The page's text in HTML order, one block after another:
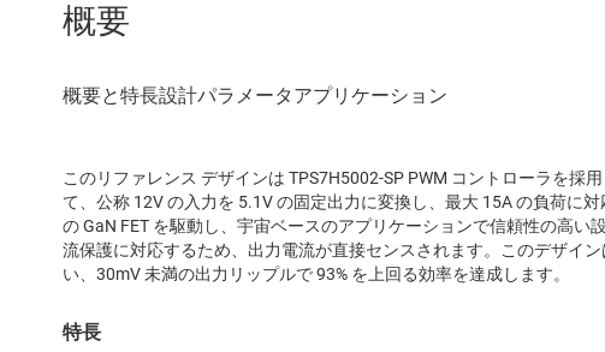
概要
このリファレンス デザインは TPS7H5002-SP PWM コントローラを採
て、公称 12V の入力を 5.1V の固定出力に変換し、最大 15A の負荷に
の GaN FET を駆動し、宇宙ベースのアプリケーションで信頼性の高い
流保護に対応するため、出力電流が直接センスされます。このデザイ
い、30mV 未満の出力リップルで 93% を上回る効率を達成します。
特長